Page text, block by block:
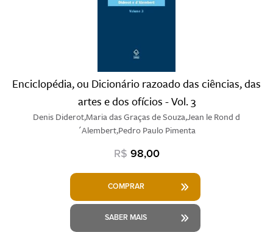
Enciclopédia, ou Dicionário razoado das ciências, das
artes e dos ofícios - Vol. 3
Denis Diderot,Maria das Graças de Souza,Jean le Rond d
´Alembert,Pedro Paulo Pimenta
R$ 98,00
COMPRAR
SABER MAIS